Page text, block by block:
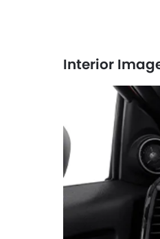
Interior